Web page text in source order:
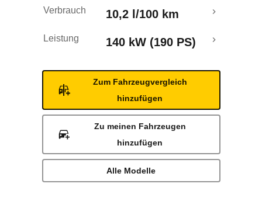
Verbrauch 10,2 l/100 km
Leistung 140 kW (190 PS)
Zum Fahrzeugvergleich
hinzufügen
Zu meinen Fahrzeugen
hinzufügen
Alle Modelle